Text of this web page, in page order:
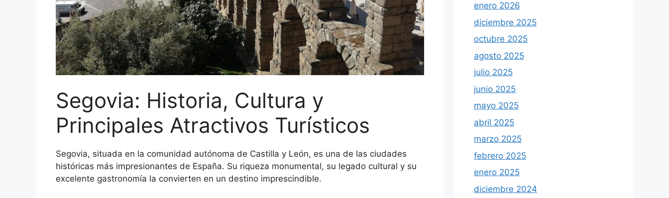
Segovia: Historia, Cultura y
Principales Atractivos Turísticos
Segovia, situada en la comunidad autónoma de Castilla y León, es una de las ciudades
históricas más impresionantes de España. Su riqueza monumental, su legado cultural y su
excelente gastronomía la convierten en un destino imprescindible.
enero 2026
diciembre 2025
octubre 2025
agosto 2025
julio 2025
junio 2025
mayo 2025
abril 2025
marzo 2025
febrero 2025
enero 2025
diciembre 2024